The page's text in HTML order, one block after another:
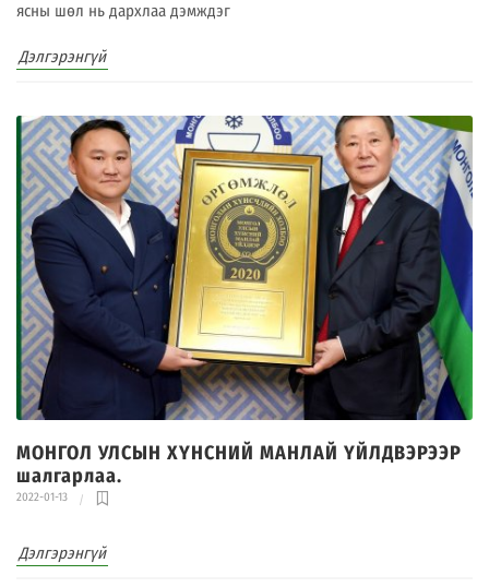
ясны шөл нь дархлаа дэмждэг
Дэлгэрэнгүй
МОНГОЛ УЛСЫН ХҮНСНИЙ МАНЛАЙ ҮЙЛДВЭРЭЭР
шалгарлаа.
2022-01-13
Дэлгэрэнгүй